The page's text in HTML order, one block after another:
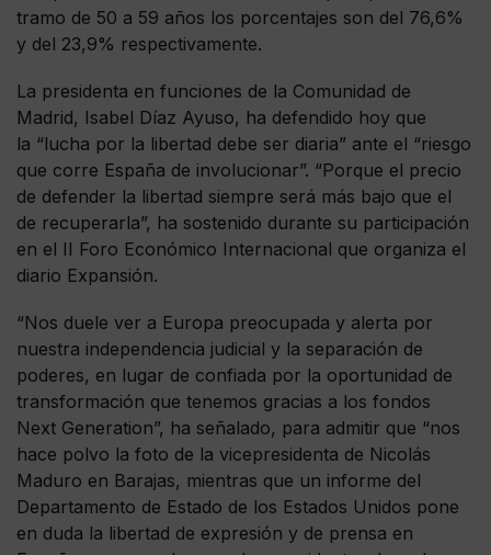
tramo de 50 a 59 años los porcentajes son del 76,6%
y del 23,9% respectivamente.
La presidenta en funciones de la Comunidad de
Madrid, Isabel Díaz Ayuso, ha defendido hoy que
la “lucha por la libertad debe ser diaria” ante el “riesgo
que corre España de involucionar”. “Porque el precio
de defender la libertad siempre será más bajo que el
de recuperarla”, ha sostenido durante su participación
en el II Foro Económico Internacional que organiza el
diario Expansión.
“Nos duele ver a Europa preocupada y alerta por
nuestra independencia judicial y la separación de
poderes, en lugar de confiada por la oportunidad de
transformación que tenemos gracias a los fondos
Next Generation”, ha señalado, para admitir que “nos
hace polvo la foto de la vicepresidenta de Nicolás
Maduro en Barajas, mientras que un informe del
Departamento de Estado de los Estados Unidos pone
en duda la libertad de expresión y de prensa en